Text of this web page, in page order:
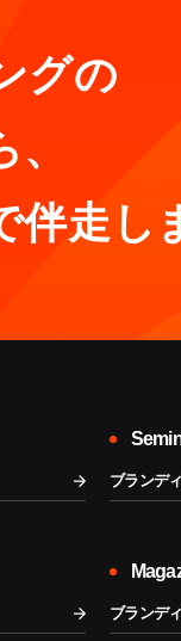
グの
ブランデ
ブランデ